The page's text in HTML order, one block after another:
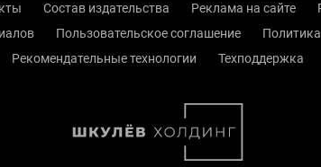
Состав издательства Реклама на сайте
Пользовательское соглашение
Рекомендательные технологии
Техподдержка